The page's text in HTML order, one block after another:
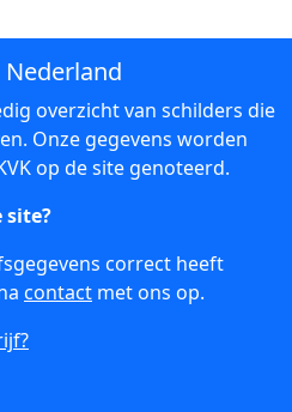
overzicht van schilders die
Onze gegevens worden
op de site genoteerd.
site?
correct heeft
contact met ons op.